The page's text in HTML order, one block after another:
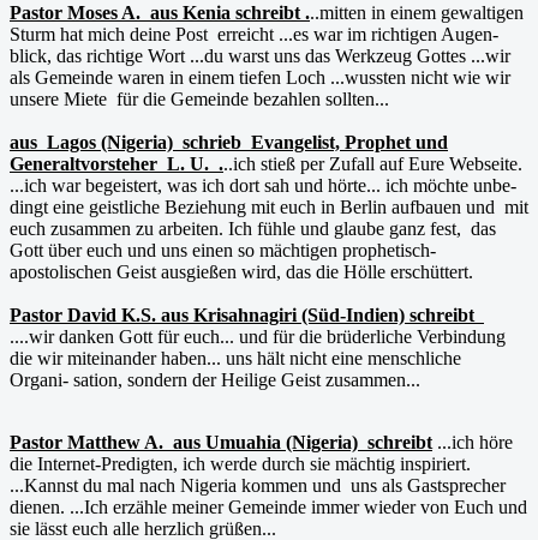
Pastor Moses A. aus Kenia schreibt ...mitten in einem gewaltigen
Sturm hat mich deine Post erreicht ...es war im richtigen Augen-
blick, das richtige Wort ...du warst uns das Werkzeug Gottes ...wir
als Gemeinde waren in einem tiefen Loch ...wussten nicht wie wir
unsere Miete für die Gemeinde bezahlen sollten...
aus Lagos (Nigeria) schrieb Evangelist, Prophet und
Generaltvorsteher L. U. ...ich stieß per Zufall auf Eure Webseite.
...ich war begeistert, was ich dort sah und hörte... ich möchte unbe-
dingt eine geistliche Beziehung mit euch in Berlin aufbauen und mit
euch zusammen zu arbeiten. Ich fühle und glaube ganz fest, das
Gott über euch und uns einen so mächtigen prophetisch-
apostolischen Geist ausgießen wird, das die Hölle erschüttert.
Pastor David K.S. aus Krisahnagiri (Süd-Indien) schreibt
....wir danken Gott für euch... und für die brüderliche Verbindung
die wir miteinander haben... uns hält nicht eine menschliche
Organi- sation, sondern der Heilige Geist zusammen...
Pastor Matthew A. aus Umuahia (Nigeria) schreibt ...ich höre
die Internet-Predigten, ich werde durch sie mächtig inspiriert.
...Kannst du mal nach Nigeria kommen und uns als Gastsprecher
dienen. ...Ich erzähle meiner Gemeinde immer wieder von Euch und
sie lässt euch alle herzlich grüßen...